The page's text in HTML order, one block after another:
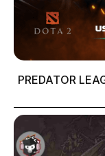
PREDATOR